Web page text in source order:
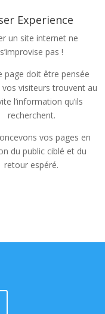
Experience
un site internet ne
s’improvise pas !
page doit être pensée
visiteurs trouvent au
l’information qu’ils
recherchent.
vos pages en
du public ciblé et du
retour espéré.